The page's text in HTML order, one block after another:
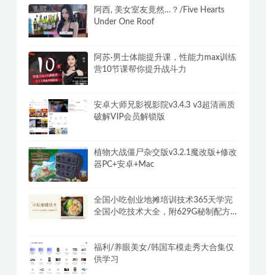
阿西, 美女室友竟然…？/Five Hearts
Under One Roof
阿苏·男士体能提升课，性能力max训练
营10节课帮你提升战斗力
安卓大师兄影视影院v3.4.3 v3超清画质
破解VIP会员解锁版
植物大战僵尸杂交版v3.2.1魔改版+修改
器PC+安卓+Mac
全国小吃创业地摊培训技术365天学完
全国小吃技术大全，附629G秘制配方
福利/养眼美女/韩国车模走秀大合集仅
供学习